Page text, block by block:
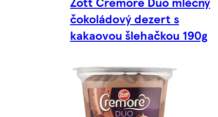
čokoládový dezert s
kakaovou šlehačkou 190g